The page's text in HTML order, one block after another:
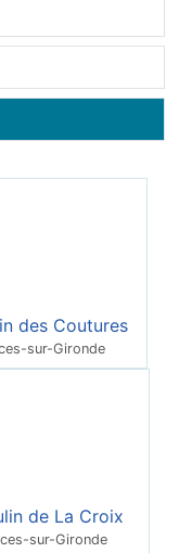
des Coutures
sur-Gironde
de La Croix
sur-Gironde